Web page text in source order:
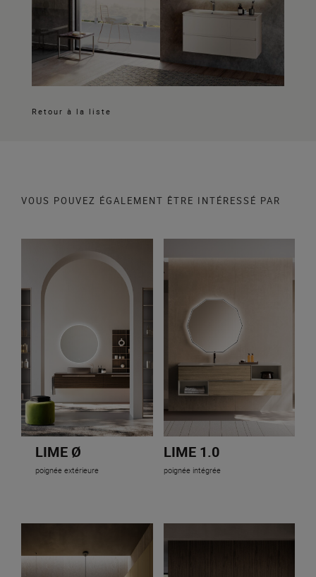
Retour à la liste
VOUS POUVEZ ÉGALEMENT ÊTRE INTÉRESSÉ PAR
LIME Ø
poignée extérieure
LIME 1.0
poignée intégrée